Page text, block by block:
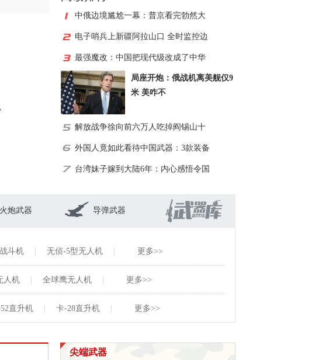
中俄边境尴尬一幕：普京看完勃然大
电子哨兵上新疆阿拉山口 全时监控边
最强魔改：中国把现代级改成了中华
局座开炮：俄战机离美舰仅9
米 美咋不
解放战争徐向前六万人吃掉阎锡山十
外国人竟如此看待中国武器：3款装备
台湾妹子嫁到大陆6年：内心感悟令国
火炮武器 导弹武器
斗机 无侦-5型无人机 更多>>
人机 全球鹰无人机 更多>>
直升机 卡-28直升机 更多>>
尖端武器